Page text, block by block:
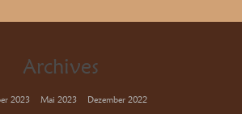
Archives
2023 Mai 2023 Dezember 2022